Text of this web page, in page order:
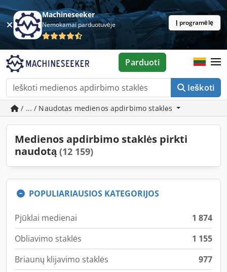
Machineseeker
Nemokamai parduotuvėje Į programėlę
Ieškoti
Parduoti
/ ... / Naudotas medienos apdirbimo staklės
Medienos apdirbimo staklės pirkti
naudotą(12 159)
POPULIARIAUSIOS KATEGORIJOS
Pjūklai medienai
1 874
Obliavimo staklės
1 155
Briaunų klijavimo staklės
977